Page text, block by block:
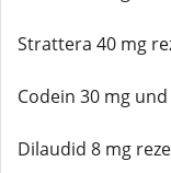
Strattera 40 mg
Codein 30 mg
Dilaudid 8 mg